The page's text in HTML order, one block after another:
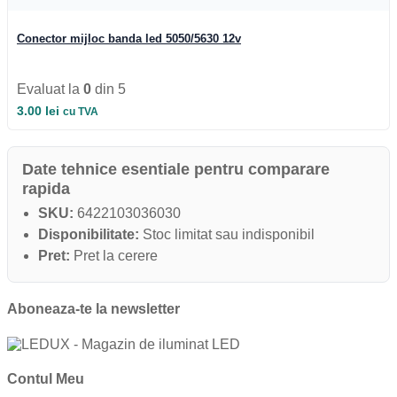
Iluminat Industrial LED
Iluminat Expozitii
Automatizari si Smart
Conector mijloc banda led 5050/5630 12v
Evaluat la 0 din 5
3.00 lei cu TVA
Date tehnice esentiale pentru comparare
rapida
SKU: 6422103036030
Disponibilitate: Stoc limitat sau indisponibil
Pret: Pret la cerere
Aboneaza-te la newsletter
Contul Meu